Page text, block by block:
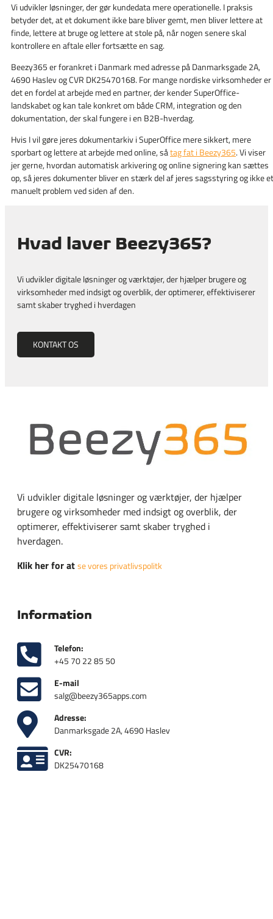
Vi udvikler løsninger, der gør kundedata mere operationelle. I praksis
betyder det, at et dokument ikke bare bliver gemt, men bliver lettere at
finde, lettere at bruge og lettere at stole på, når nogen senere skal
kontrollere en aftale eller fortsætte en sag.
Beezy365 er forankret i Danmark med adresse på Danmarksgade 2A,
4690 Haslev og CVR DK25470168. For mange nordiske virksomheder er
det en fordel at arbejde med en partner, der kender SuperOffice-
landskabet og kan tale konkret om både CRM, integration og den
dokumentation, der skal fungere i en B2B-hverdag.
Hvis I vil gøre jeres dokumentarkiv i SuperOffice mere sikkert, mere
sporbart og lettere at arbejde med online, såtag fat i Beezy365. Vi viser
jer gerne, hvordan automatisk arkivering og online signering kan sættes
op, så jeres dokumenter bliver en stærk del af jeres sagsstyring og ikke et
manuelt problem ved siden af den.
Hvad laver Beezy365?
Vi udvikler digitale løsninger og værktøjer, der hjælper brugere og
virksomheder med indsigt og overblik, der optimerer, effektiviserer
samt skaber tryghed i hverdagen
KONTAKT OS
Vi udvikler digitale løsninger og værktøjer, der hjælper
brugere og virksomheder med indsigt og overblik, der
optimerer, effektiviserer samt skaber tryghed i
hverdagen.
Klik her for atse vores privatlivspolitk
Information
Telefon:
+45 70 22 85 50
E-mail
salg@beezy365apps.com
Adresse:
Danmarksgade 2A, 4690 Haslev
CVR:
DK25470168